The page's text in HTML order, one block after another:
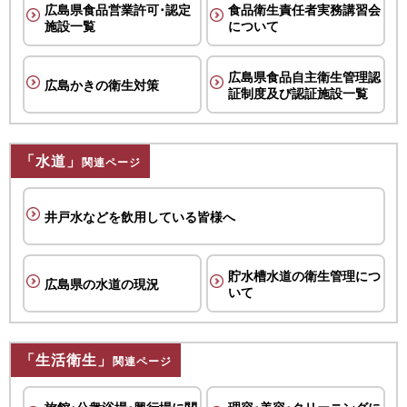
広島県食品営業許可･認定
施設一覧
食品衛生責任者実務講習会
について
広島かきの衛生対策
広島県食品自主衛生管理認
証制度及び認証施設一覧
「水道」 関連ページ
井戸水などを飲用している皆様へ
広島県の水道の現況 貯水槽水道の衛生管理につ
いて
「生活衛生」 関連ページ